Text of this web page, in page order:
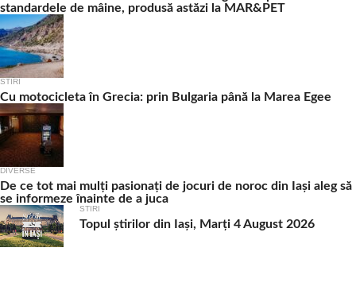
standardele de mâine, produsă astăzi la MAR&PET
STIRI
Cu motocicleta în Grecia: prin Bulgaria până la Marea Egee
DIVERSE
De ce tot mai mulți pasionați de jocuri de noroc din Iași aleg să
se informeze înainte de a juca
STIRI
Topul știrilor din Iași, Marți 4 August 2026